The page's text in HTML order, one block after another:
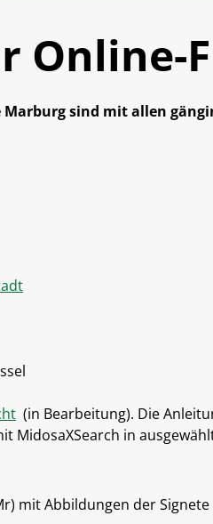
Online-
sind mit allen
(in Bearbeitung). Die
MidosaXSearch in
mit Abbildungen der